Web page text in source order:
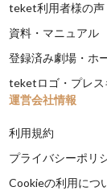
teket利用者様の声
資料・マニュアル
登録済み劇場・ホ
teketロゴ・プレス
運営会社情報
利用規約
プライバシーポリ
Cookieの利用につ